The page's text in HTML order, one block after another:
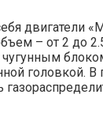
двигатели
– от 2 до
чугунным
головкой. В